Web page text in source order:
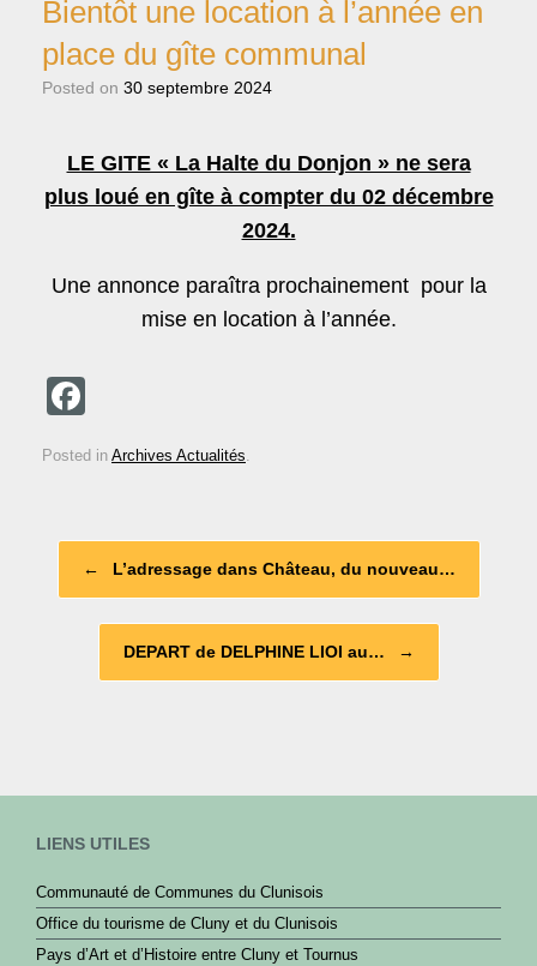
Bientôt une location à l’année en
place du gîte communal
Posted on 30 septembre 2024
LE GITE « La Halte du Donjon » ne sera
plus loué en gîte à compter du 02 décembre
2024.
Une annonce paraîtra prochainement pour la
mise en location à l’année.
c
b
o
o
Posted in Archives Actualités.
← L’adressage dans Château, du nouveau…
DEPART de DELPHINE LIOI au… →
LIENS UTILES
Communauté de Communes du Clunisois
Office du tourisme de Cluny et du Clunisois
Pays d’Art et d’Histoire entre Cluny et Tournus